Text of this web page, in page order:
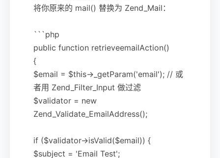
将你原来的 mail() 替换为 Zend_Mail：
```php
public function retrieveemailAction()
{
$email = $this->_getParam('email'); // 或
者用 Zend_Filter_Input 做过滤
$validator = new
Zend_Validate_EmailAddress();
if ($validator->isValid($email)) {
$subject = 'Email Test';